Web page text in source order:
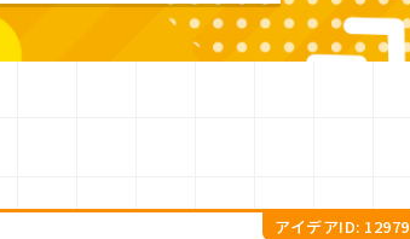
アイデアID: 12979